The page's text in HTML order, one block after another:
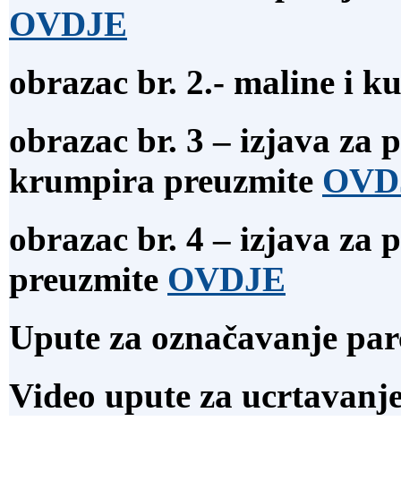
OVDJE
obrazac br. 2.- maline i
obrazac br. 3 – izjava za
krumpira preuzmite
obrazac br. 4 – izjava
preuzmite OVDJE
Upute za označavanje
Video upute za